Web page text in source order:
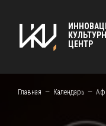
ЦЕНТР
Главная Календарь